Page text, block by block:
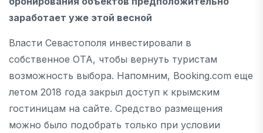
заработает уже этой весной
Власти Севастополя инвестировали в
собственное ОТА, чтобы вернуть туристам
возможность выбора. Напомним, Booking.com еще
летом 2018 года закрыл доступ к крымским
гостиницам на сайте. Средство размещения
можно было подобрать только при условии